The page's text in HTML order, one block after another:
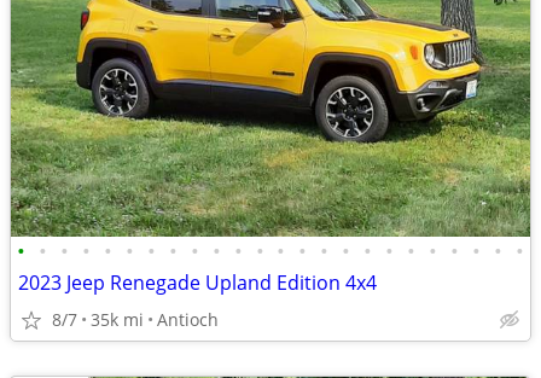
• • • • • • • • • • • • • • • • • • • • • • • •
2023 Jeep Renegade Upland Edition 4x4
8/7 35k mi Antioch